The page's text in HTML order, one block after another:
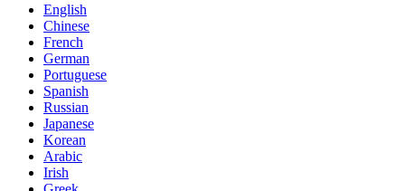
English
Chinese
French
German
Portuguese
Spanish
Russian
Japanese
Korean
Arabic
Irish